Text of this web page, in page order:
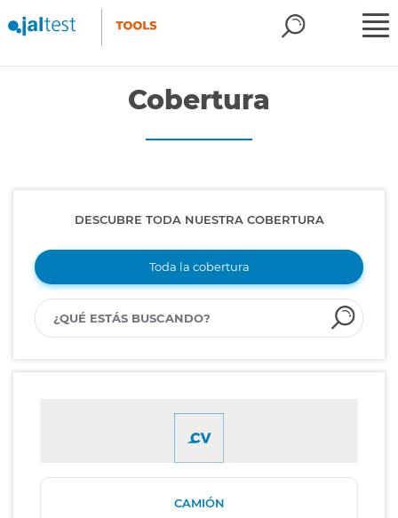
Cobertura
DESCUBRE TODA NUESTRA COBERTURA
Toda la cobertura
CAMIÓN